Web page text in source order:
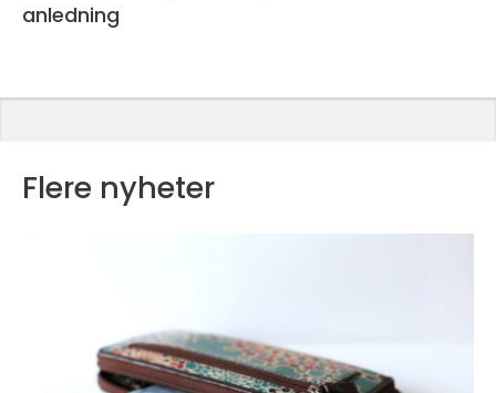
anledning
Flere nyheter